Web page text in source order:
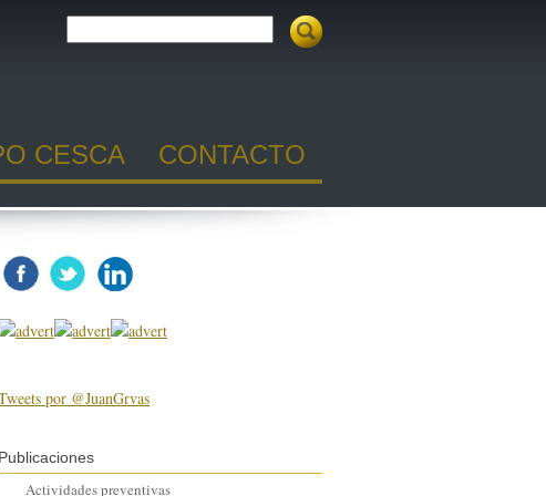
CESCA CONTACTO
por @JuanGrvas
Publicaciones
Actividades preventivas